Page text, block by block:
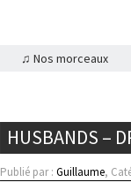
♫ Nos morceaux
HUSBANDS –
Publié par :Guillaume,